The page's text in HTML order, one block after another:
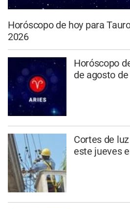
Horóscopo de hoy para
2026
Horóscopo
de agosto
Cortes de
este jueves